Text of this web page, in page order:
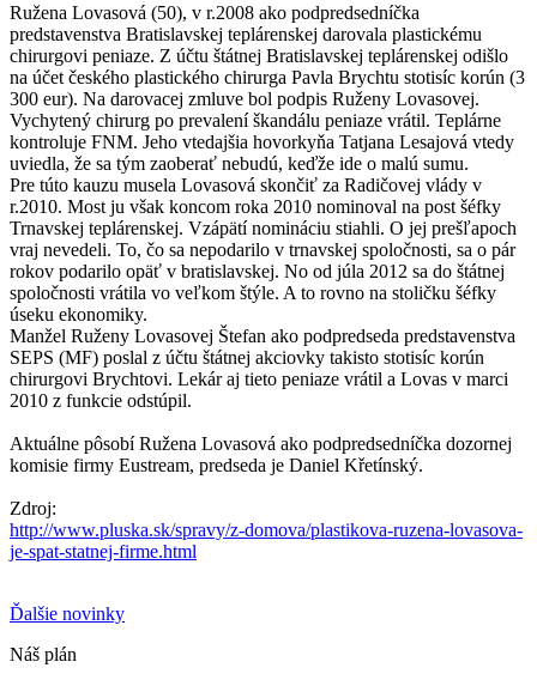
Ružena Lovasová (50), v r.2008 ako podpredsedníčka
predstavenstva Bratislavskej teplárenskej darovala plastickému
chirurgovi peniaze. Z účtu štátnej Bratislavskej teplárenskej odišlo
na účet českého plastického chirurga Pavla Brychtu stotisíc korún (3
300 eur). Na darovacej zmluve bol podpis Ruženy Lovasovej.
Vychytený chirurg po prevalení škandálu peniaze vrátil. Teplárne
kontroluje FNM. Jeho vtedajšia hovorkyňa Tatjana Lesajová vtedy
uviedla, že sa tým zaoberať nebudú, keďže ide o malú sumu.
Pre túto kauzu musela Lovasová skončiť za Radičovej vlády v
r.2010. Most ju však koncom roka 2010 nominoval na post šéfky
Trnavskej teplárenskej. Vzápätí nomináciu stiahli. O jej prešľapoch
vraj nevedeli. To, čo sa nepodarilo v trnavskej spoločnosti, sa o pár
rokov podarilo opäť v bratislavskej. No od júla 2012 sa do štátnej
spoločnosti vrátila vo veľkom štýle. A to rovno na stoličku šéfky
úseku ekonomiky.
Manžel Ruženy Lovasovej Štefan ako podpredseda predstavenstva
SEPS (MF) poslal z účtu štátnej akciovky takisto stotisíc korún
chirurgovi Brychtovi. Lekár aj tieto peniaze vrátil a Lovas v marci
2010 z funkcie odstúpil.
Aktuálne pôsobí Ružena Lovasová ako podpredsedníčka dozornej
komisie firmy Eustream, predseda je Daniel Křetínský.
Zdroj:
http://www.pluska.sk/spravy/z-domova/plastikova-ruzena-lovasova-
je-spat-statnej-firme.html
Ďalšie novinky
Náš plán